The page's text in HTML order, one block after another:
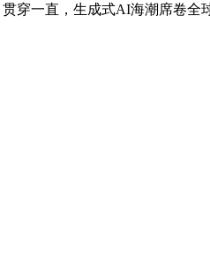
穿一直，生成式AI海潮席卷全